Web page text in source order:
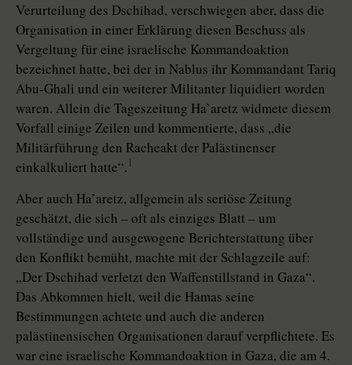
Verurteilung des Dschihad, verschwiegen aber, dass die
Organisation in einer Erklärung diesen Beschuss als
Vergeltung für eine israelische Kommandoaktion
bezeichnet hatte, bei der in Nablus ihr Kommandant Tariq
Abu-Ghali und ein weiterer Militanter liquidiert worden
waren. Allein die Tageszeitung Ha’aretz widmete diesem
Vorfall einige Zeilen und kommentierte, dass „die
Militärführung den Racheakt der Palästinenser
einkalkuliert hatte“. 1
Aber auch Ha’aretz, allgemein als seriöse Zeitung
geschätzt, die sich – oft als einziges Blatt – um
vollständige und ausgewogene Berichterstattung über
den Konflikt bemüht, machte mit der Schlagzeile auf:
„Der Dschihad verletzt den Waffenstillstand in Gaza“.
Das Abkommen hielt, weil die Hamas seine
Bestimmungen achtete und auch die anderen
palästinensischen Organisationen darauf verpflichtete. Es
war eine israelische Kommandoaktion in Gaza, die am 4.